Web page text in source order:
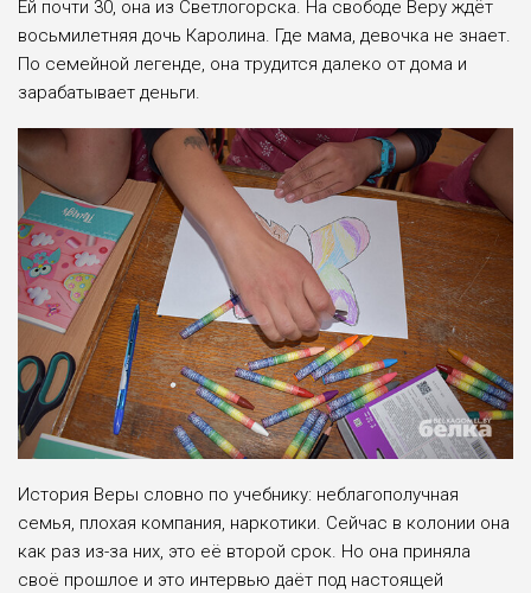
Ей почти 30, она из Светлогорска. На свободе Веру ждёт
восьмилетняя дочь Каролина. Где мама, девочка не знает.
По семейной легенде, она трудится далеко от дома и
зарабатывает деньги.
История Веры словно по учебнику: неблагополучная
семья, плохая компания, наркотики. Сейчас в колонии она
как раз из-за них, это её второй срок. Но она приняла
своё прошлое и это интервью даёт под настоящей